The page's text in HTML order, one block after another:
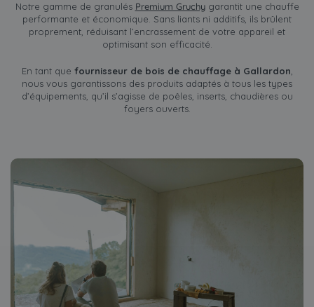
Notre gamme de granulés Premium Gruchygarantit une chauffe
performante et économique. Sans liants ni additifs, ils brûlent
proprement, réduisant l’encrassement de votre appareil et
optimisant son efficacité.
En tant que fournisseur de bois de chauffage à Gallardon,
nous vous garantissons des produits adaptés à tous les types
d’équipements, qu’il s’agisse de poêles, inserts, chaudières ou
foyers ouverts.